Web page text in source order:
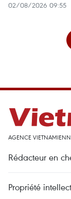
02/08/2026 09:55
AGENCE
Rédacteur en
Propriété